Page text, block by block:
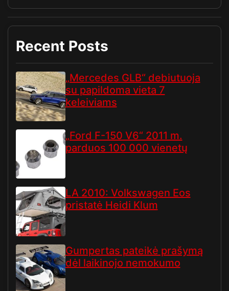
Recent Posts
„Mercedes GLB“ debiutuoja
su papildoma vieta 7
keleiviams
„Ford F-150 V6“ 2011 m.
parduos 100 000 vienetų
LA 2010: Volkswagen Eos
pristatė Heidi Klum
Gumpertas pateikė prašymą
dėl laikinojo nemokumo